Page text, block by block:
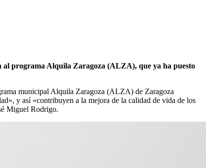
al programa Alquila Zaragoza (ALZA), que ya ha puesto
municipal Alquila Zaragoza (ALZA) de Zaragoza
y así «contribuyen a la mejora de la calidad de vida de los
Miguel Rodrigo.